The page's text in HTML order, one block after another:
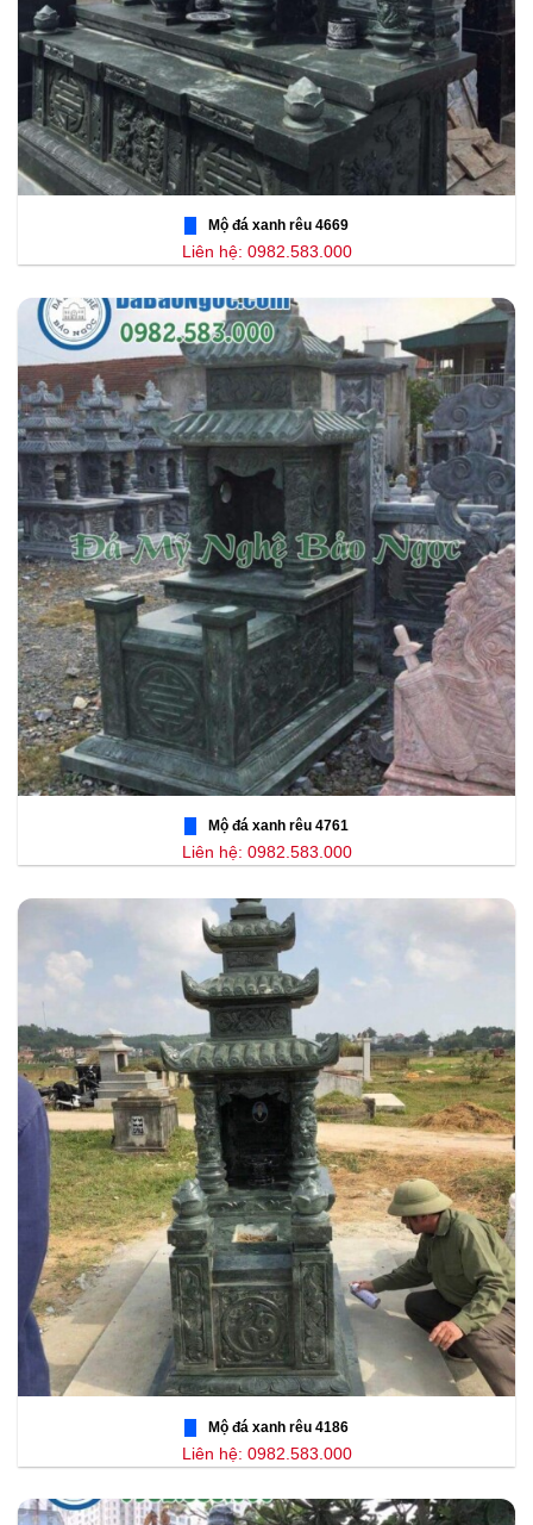
Mộ đá xanh rêu 4669
Liên hệ: 0982.583.000
Mộ đá xanh rêu 4761
Liên hệ: 0982.583.000
Mộ đá xanh rêu 4186
Liên hệ: 0982.583.000